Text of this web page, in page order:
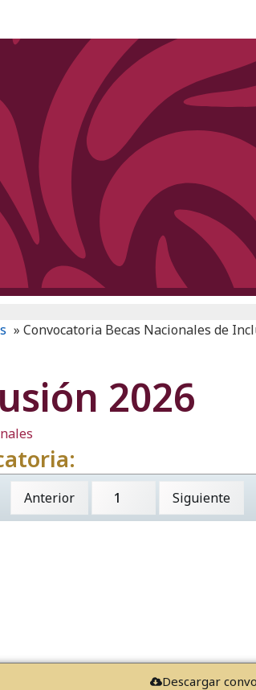
» Convocatoria Becas Nacionales de
2026
Anterior Siguiente
Descargar